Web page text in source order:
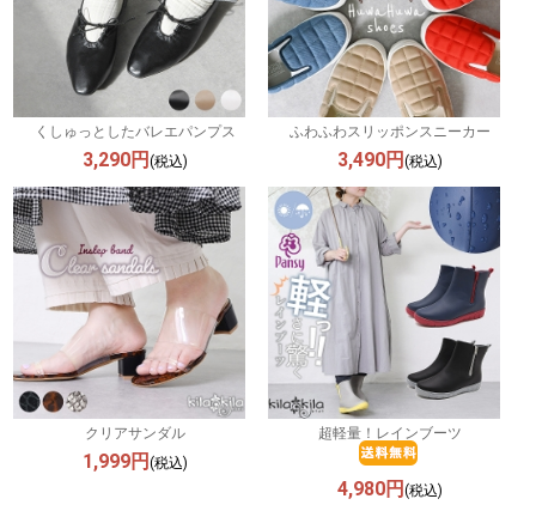
くしゅっとしたバレエパンプス
3,290円(税込)
ふわふわスリッポンスニーカー
3,490円 (税込)
クリアサンダル
1,999円(税込)
超軽量！レインブーツ
4,980円 (税込)